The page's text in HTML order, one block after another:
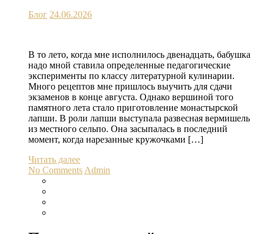
Блог 24.06.2026
В то лето, когда мне исполнилось двенадцать, бабушка
надо мной ставила определенные педагогические
эксперименты по классу литературной кулинарии.
Много рецептов мне пришлось выучить для сдачи
экзаменов в конце августа. Однако вершиной того
памятного лета стало приготовление монастырской
лапши. В роли лапши выступала развесная вермишель
из местного сельпо. Она засыпалась в последний
момент, когда нарезанные кружочками […]
Читать далее
No Comments Admin